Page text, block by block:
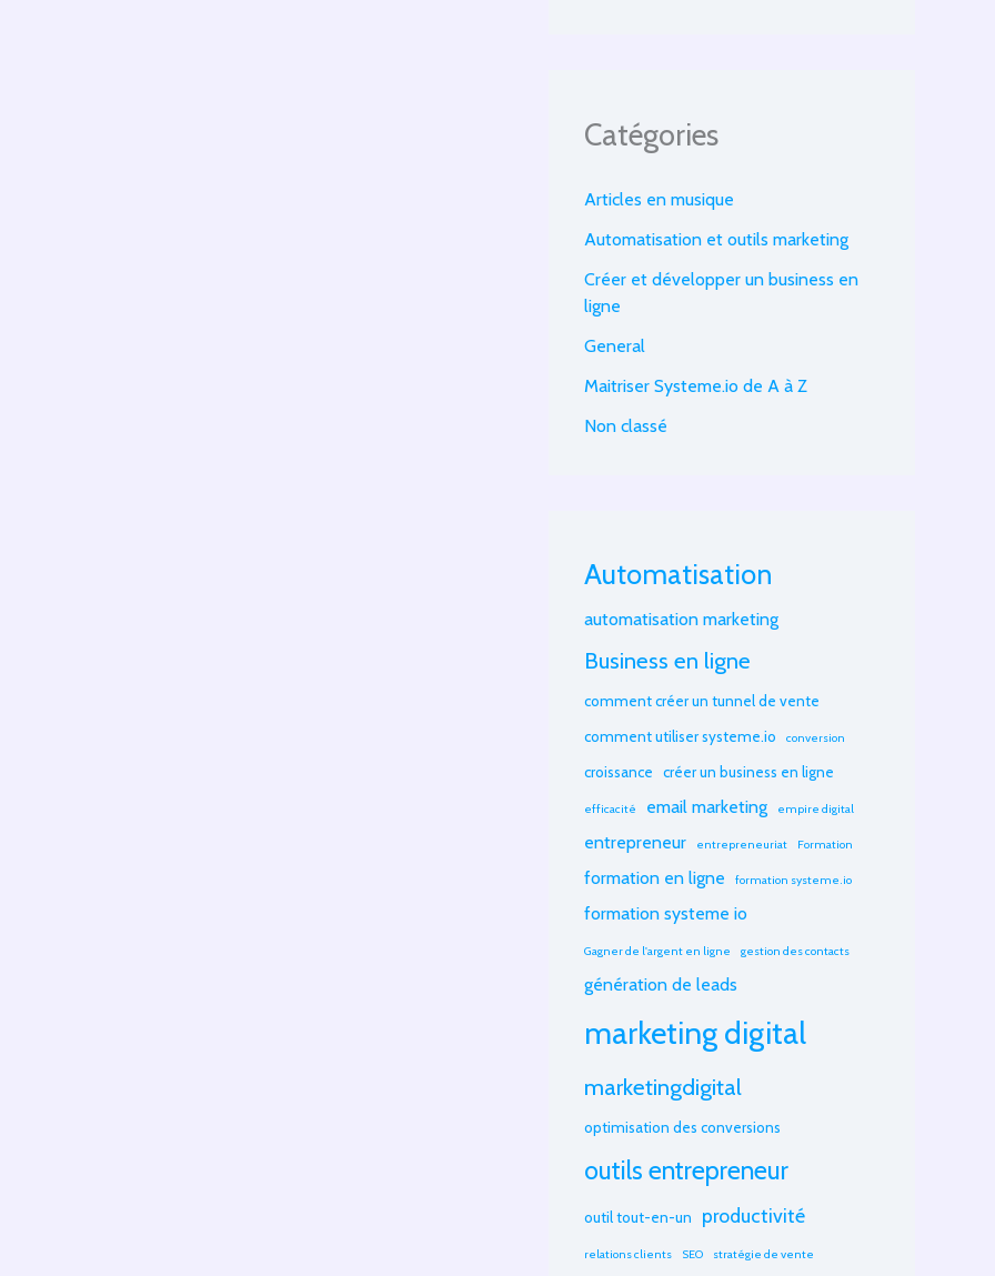
Catégories
Articles en musique
Automatisation et outils marketing
Créer et développer un business en
ligne
General
Maitriser Systeme.io de A à Z
Non classé
Automatisation
automatisation marketing
Business en ligne
comment créer un tunnel de vente
comment utiliser systeme.io
conversion
croissance créer un business en ligne
efficacité email marketing empire digital
entrepreneur entrepreneuriat Formation
formation en ligne formation systeme.io
formation systeme io
Gagner de l'argent en ligne gestion des contacts
génération de leads
marketing digital
marketingdigital
optimisation des conversions
outils entrepreneur
outil tout-en-un productivité
relations clients SEO stratégie de vente